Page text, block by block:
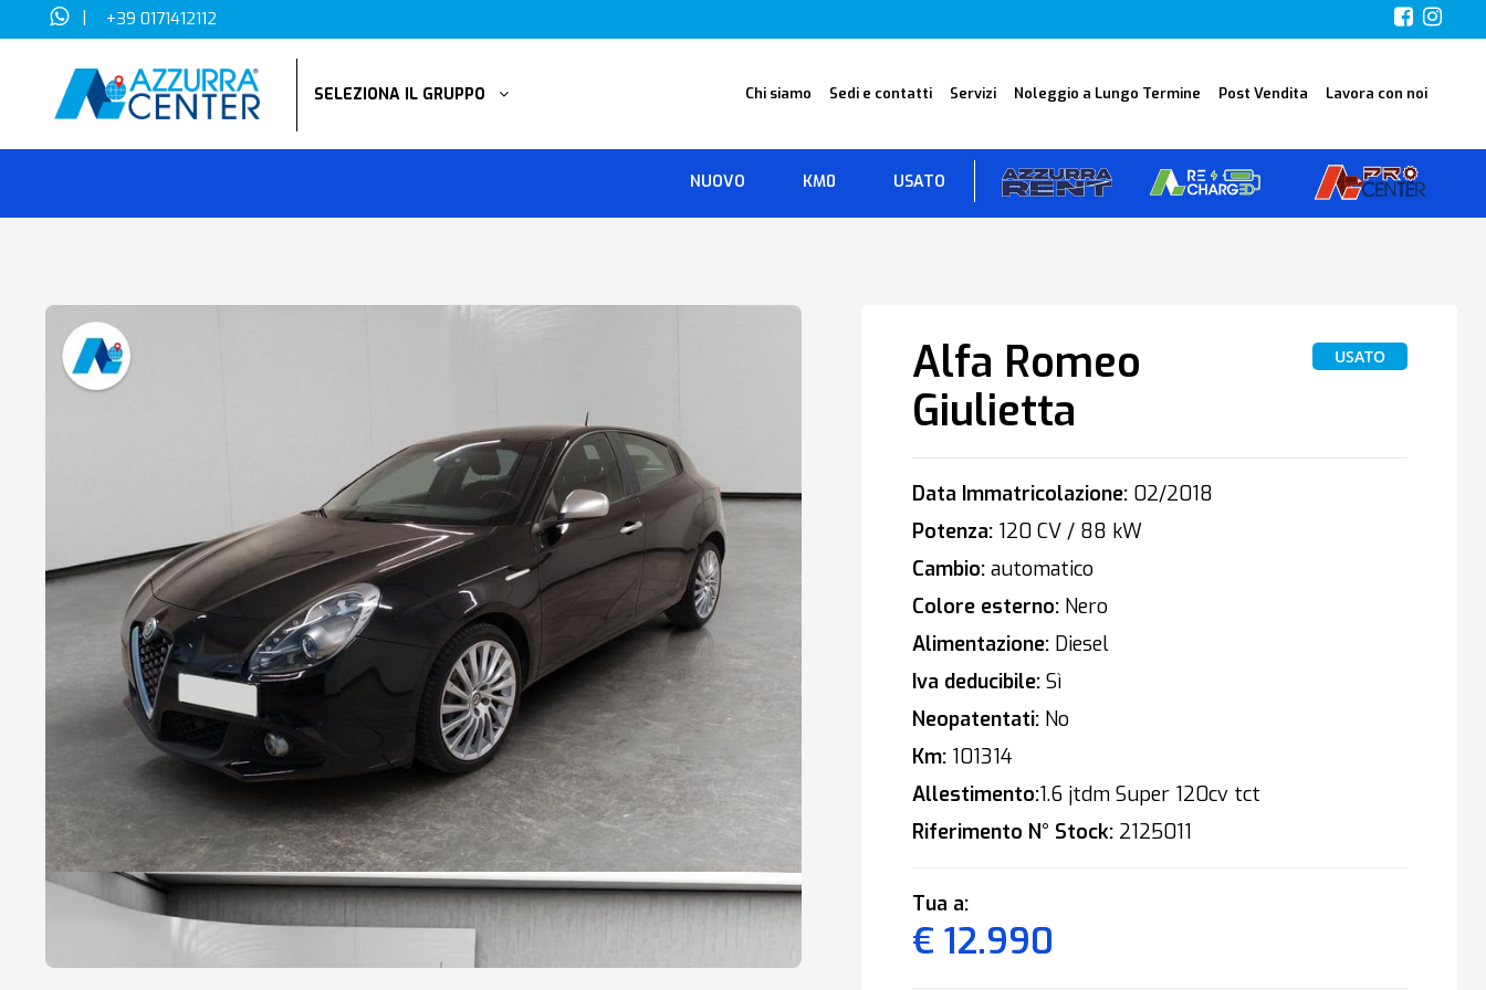
| +39 0171412112
SELEZIONA IL GRUPPO Chi siamo Sedi e contatti Servizi Noleggio a Lungo Termine Post Vendita Lavora con noi
NUOVO KM0 USATO
Alfa Romeo
Giulietta
USATO
Data Immatricolazione:02/2018
Potenza:120 CV / 88 kW
Cambio:automatico
Colore esterno:Nero
Alimentazione:Diesel
Iva deducibile:Sì
Neopatentati:No
Km:101314
Allestimento:1.6 jtdm Super 120cv tct
Riferimento N° Stock:2125011
Tua a:
€ 12.990